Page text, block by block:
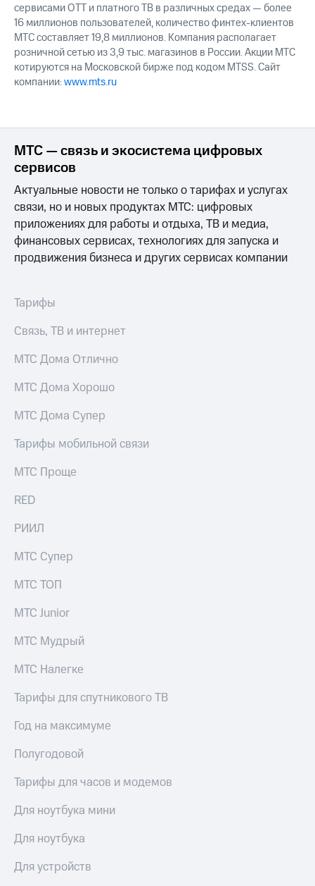
сервисами OTT и платного ТВ в различных средах — более
16 миллионов пользователей, количество финтех-клиентов
МТС составляет 19,8 миллионов. Компания располагает
розничной сетью из 3,9 тыс. магазинов в России. Акции МТС
котируются на Московской бирже под кодом MTSS. Сайт
компании:www.mts.ru
МТС — связь и экосистема цифровых
сервисов
Актуальные новости не только о тарифах и услугах
связи, но и новых продуктах МТС: цифровых
приложениях для работы и отдыха, ТВ и медиа,
финансовых сервисах, технологиях для запуска и
продвижения бизнеса и других сервисах компании
Тарифы
Связь, ТВ и интернет
МТС Дома Отлично
МТС Дома Хорошо
МТС Дома Супер
Тарифы мобильной связи
МТС Проще
RED
РИИЛ
МТС Супер
МТС ТОП
МТС Junior
МТС Мудрый
МТС Налегке
Тарифы для спутникового ТВ
Год на максимуме
Полугодовой
Тарифы для часов и модемов
Для ноутбука мини
Для ноутбука
Для устройств